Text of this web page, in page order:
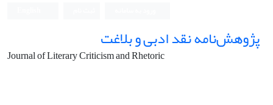
پژوهش‌نامه نقد ادبی و بلاغت
Journal of Literary Criticism and Rhetoric